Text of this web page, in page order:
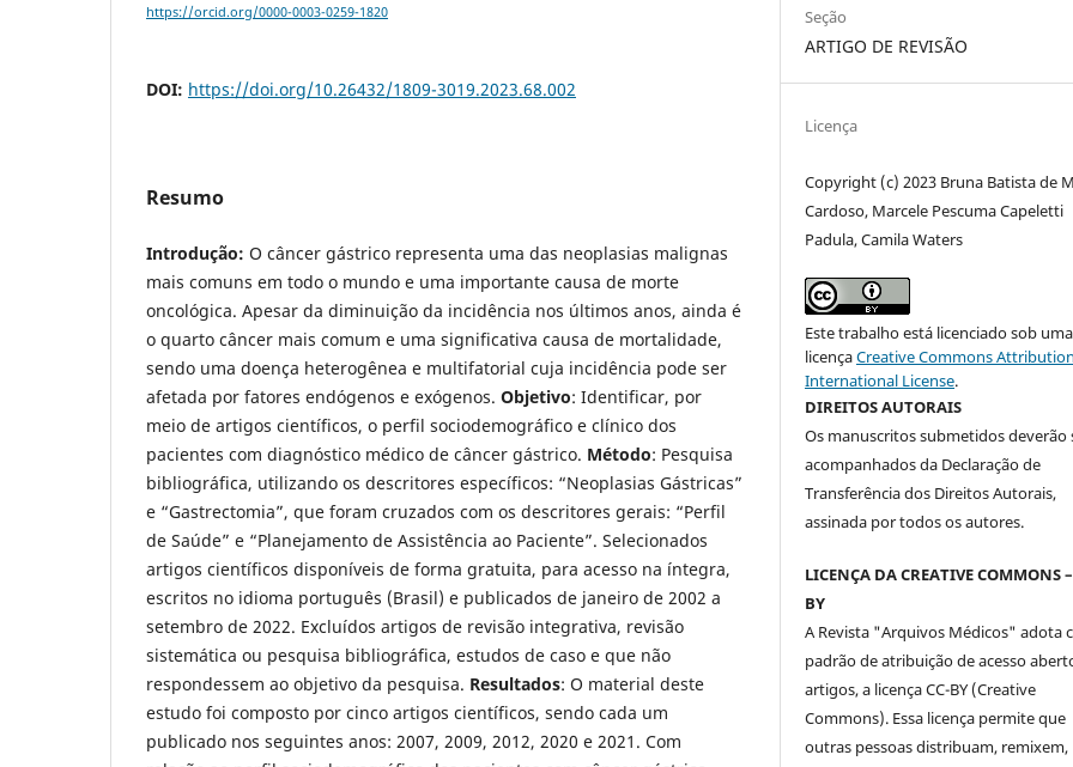
https://orcid.org/0000-0003-0259-1820
DOI: https://doi.org/10.26432/1809-3019.2023.68.002
Resumo
Introdução: O câncer gástrico representa uma das neoplasias malignas
mais comuns em todo o mundo e uma importante causa de morte
oncológica. Apesar da diminuição da incidência nos últimos anos, ainda é
o quarto câncer mais comum e uma significativa causa de mortalidade,
sendo uma doença heterogênea e multifatorial cuja incidência pode ser
afetada por fatores endógenos e exógenos. Objetivo: Identificar, por
meio de artigos científicos, o perfil sociodemográfico e clínico dos
pacientes com diagnóstico médico de câncer gástrico. Método: Pesquisa
bibliográfica, utilizando os descritores específicos: “Neoplasias Gástricas”
e “Gastrectomia”, que foram cruzados com os descritores gerais: “Perfil
de Saúde” e “Planejamento de Assistência ao Paciente”. Selecionados
artigos científicos disponíveis de forma gratuita, para acesso na íntegra,
escritos no idioma português (Brasil) e publicados de janeiro de 2002 a
setembro de 2022. Excluídos artigos de revisão integrativa, revisão
sistemática ou pesquisa bibliográfica, estudos de caso e que não
respondessem ao objetivo da pesquisa. Resultados: O material deste
estudo foi composto por cinco artigos científicos, sendo cada um
publicado nos seguintes anos: 2007, 2009, 2012, 2020 e 2021. Com
Seção
ARTIGO DE REVISÃO
Licença
Copyright (c) 2023 Bruna Batista de
Cardoso, Marcele Pescuma Capeletti
Padula, Camila Waters
Este trabalho está licenciado sob uma
licençaCreative Commons
International License.
DIREITOS AUTORAIS
Os manuscritos submetidos deverão
acompanhados da Declaração de
Transferência dos Direitos Autorais,
assinada por todos os autores.
LICENÇA DA CREATIVE COMMONS
BY
A Revista "Arquivos Médicos" adota
padrão de atribuição de acesso
artigos, a licença CC-BY (Creative
Commons). Essa licença permite que
outras pessoas distribuam, remixem,